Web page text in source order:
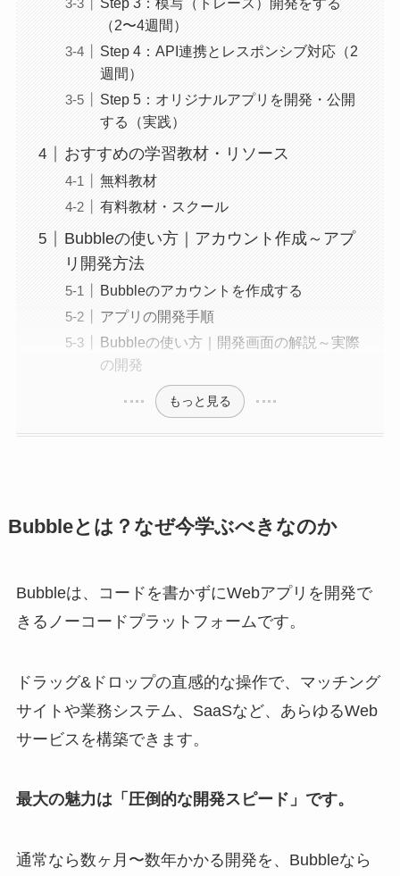
（2〜4週間）
Step 4：API連携とレスポンシブ対応（2
週間）
Step 5：オリジナルアプリを開発・公開
する（実践）
おすすめの学習教材・リソース
無料教材
有料教材・スクール
Bubbleの使い方｜アカウント作成～アプ
リ開発方法
Bubbleのアカウントを作成する
アプリの開発手順
Bubbleの使い方｜開発画面の解説～実際
の開発
もっと見る
Bubbleとは？なぜ今学ぶべきなのか
Bubbleは、コードを書かずにWebアプリを開発で
きるノーコードプラットフォームです。
ドラッグ&ドロップの直感的な操作で、マッチング
サイトや業務システム、SaaSなど、あらゆるWeb
サービスを構築できます。
最大の魅力は「圧倒的な開発スピード」です。
通常なら数ヶ月〜数年かかる開発を、Bubbleなら